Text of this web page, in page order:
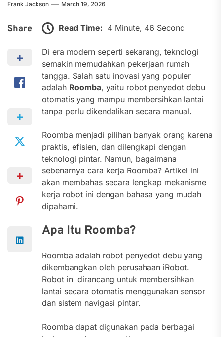
Frank Jackson March 19, 2026
Share Read Time: 4 Minute, 46 Second
Di era modern seperti sekarang, teknologi
semakin memudahkan pekerjaan rumah
tangga. Salah satu inovasi yang populer
adalah Roomba, yaitu robot penyedot debu
otomatis yang mampu membersihkan lantai
tanpa perlu dikendalikan secara manual.
Roomba menjadi pilihan banyak orang karena
praktis, efisien, dan dilengkapi dengan
teknologi pintar. Namun, bagaimana
sebenarnya cara kerja Roomba? Artikel ini
akan membahas secara lengkap mekanisme
kerja robot ini dengan bahasa yang mudah
dipahami.
Apa Itu Roomba?
Roomba adalah robot penyedot debu yang
dikembangkan oleh perusahaan iRobot.
Robot ini dirancang untuk membersihkan
lantai secara otomatis menggunakan sensor
dan sistem navigasi pintar.
Roomba dapat digunakan pada berbagai